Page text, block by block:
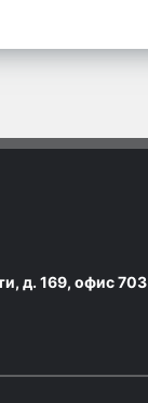
д. 169, офис 703